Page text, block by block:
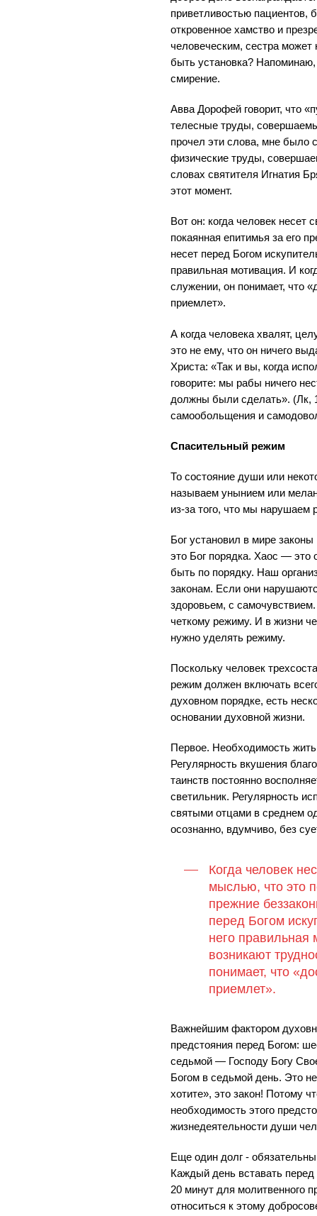
приветливостью
откровенное хамство и
человеческим, сестра может
быть установка?
смирение.
Авва Дорофей говорит, что
телесные труды,
прочел эти слова, мне было
физические труды,
словах святителя Игнатия
этот момент.
Вот он: когда человек
покаянная епитимья за его
несет перед Богом
правильная мотивация. И
служении, он понимает, что
приемлет».
А когда человека хвалят,
это не ему, что он ничего
Христа: «Так и вы, когда
говорите: мы рабы ничего
должны были сделать». (Лк,
самообольщения и
Спасительный режим
То состояние души или
называем унынием или
из-за того, что мы нарушаем
Бог установил в мире
это Бог порядка. Хаос — это
быть по порядку. Наш
законам. Если они
здоровьем, с
четкому режиму. И в жизни
нужно уделять режиму.
Поскольку человек
режим должен включать
духовном порядке, есть
основании духовной жизни.
Первое. Необходимость
Регулярность вкушения
таинств постоянно
светильник. Регулярность
святыми отцами в среднем
осознанно, вдумчиво, без
Когда человек
мыслью, что это
прежние
перед Богом
него правильная
возникают
понимает, что
приемлет».
Важнейшим фактором
предстояния перед Богом:
седьмой — Господу Богу
Богом в седьмой день. Это
хотите», это закон! Потому
необходимость этого
жизнедеятельности души
Еще один долг -
Каждый день вставать
20 минут для молитвенного
относиться к этому